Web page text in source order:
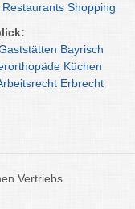
Restaurants Shopping
Bayrisch
Küchen
Erbrecht
Vertriebs